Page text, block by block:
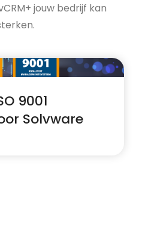
jouw bedrijf kan
9001
Solvware